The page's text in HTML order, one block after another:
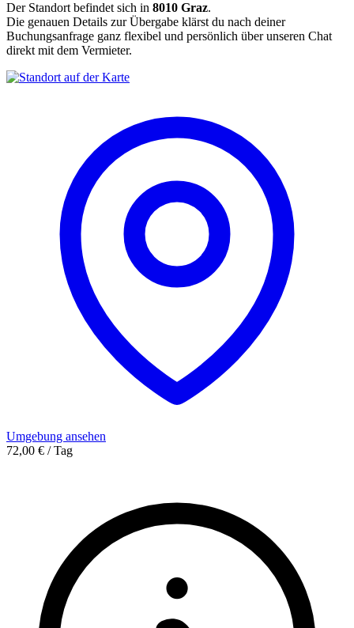
Der Standort befindet sich in 8010 Graz.
Die genauen Details zur Übergabe klärst du nach deiner
Buchungsanfrage ganz flexibel und persönlich über unseren Chat
direkt mit dem Vermieter.
Umgebung ansehen
72,00 € / Tag